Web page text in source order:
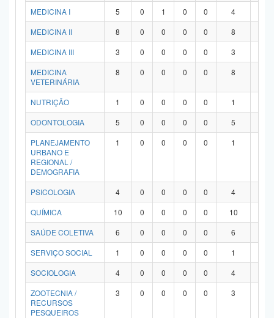
MEDICINA I
5 0 1 0 0 4
MEDICINA II
8 0 0 0 0 8
MEDICINA III
3 0 0 0 0 3
MEDICINA
VETERINÁRIA
8 0 0 0 0 8
NUTRIÇÃO 1 0 0 0 0 1
ODONTOLOGIA
5 0 0 0 0 5
PLANEJAMENTO
URBANO E
REGIONAL /
DEMOGRAFIA
1 0 0 0 0 1
PSICOLOGIA 4 0 0 0 0 4
QUÍMICA
10 0 0 0 0 10
SAÚDE COLETIVA
6 0 0 0 0 6
SERVIÇO SOCIAL
1 0 0 0 0 1
SOCIOLOGIA
4 0 0 0 0 4
ZOOTECNIA /
RECURSOS
PESQUEIROS
3 0 0 0 0 3